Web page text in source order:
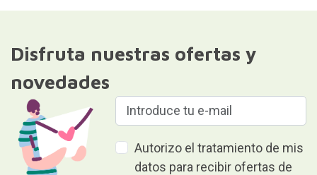
Disfruta nuestras ofertas y
novedades
Autorizo el tratamiento de mis
datos para recibir ofertas de